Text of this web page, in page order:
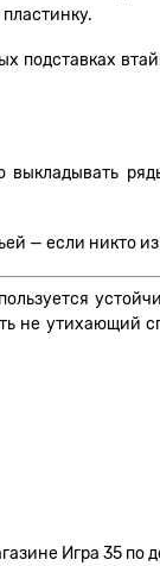
подставках
— если никто
не
Игра 35